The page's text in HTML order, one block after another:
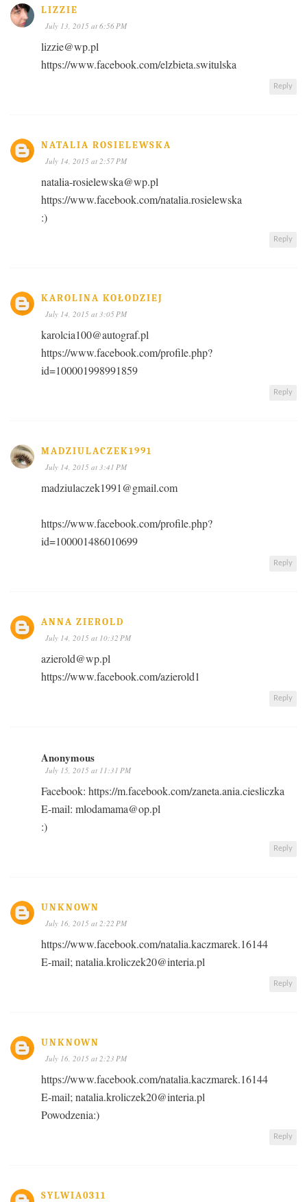
LIZZIE
July 13, 2015 at 6:56 PM
lizzie@wp.pl
https://www.facebook.com/elzbieta.switulska
Reply
NATALIA ROSIELEWSKA
July 14, 2015 at 2:57 PM
natalia-rosielewska@wp.pl
https://www.facebook.com/natalia.rosielewska
:)
Reply
KAROLINA KOŁODZIEJ
July 14, 2015 at 3:05 PM
karolcia100@autograf.pl
https://www.facebook.com/profile.php?
id=100001998991859
Reply
MADZIULACZEK1991
July 14, 2015 at 3:41 PM
madziulaczek1991@gmail.com
https://www.facebook.com/profile.php?
id=100001486010699
Reply
ANNA ZIEROLD
July 14, 2015 at 10:32 PM
azierold@wp.pl
https://www.facebook.com/azierold1
Reply
Anonymous
July 15, 2015 at 11:31 PM
Facebook: https://m.facebook.com/zaneta.ania.ciesliczka
E-mail: mlodamama@op.pl
:)
Reply
UNKNOWN
July 16, 2015 at 2:22 PM
https://www.facebook.com/natalia.kaczmarek.16144
E-mail; natalia.kroliczek20@interia.pl
Reply
UNKNOWN
July 16, 2015 at 2:23 PM
https://www.facebook.com/natalia.kaczmarek.16144
E-mail; natalia.kroliczek20@interia.pl
Powodzenia:)
Reply
SYLWIA0311